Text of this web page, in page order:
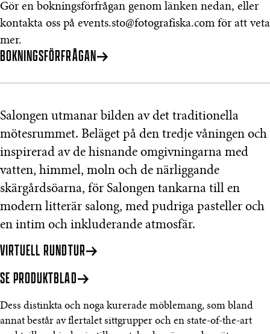
Gör en bokningsförfrågan genom länken nedan, eller
kontakta oss på events.sto@fotografiska.com för att veta
mer.
BOKNINGSFÖRFRÅGAN
Salongen utmanar bilden av det traditionella
mötesrummet. Beläget på den tredje våningen och
inspirerad av de hisnande omgivningarna med
vatten, himmel, moln och de närliggande
skärgårdsöarna, för Salongen tankarna till en
modern litterär salong, med pudriga pasteller och
en intim och inkluderande atmosfär.
VIRTUELL RUNDTUR
SE PRODUKTBLAD
Dess distinkta och noga kurerade möblemang, som bland
annat består av flertalet sittgrupper och en state-of-the-art